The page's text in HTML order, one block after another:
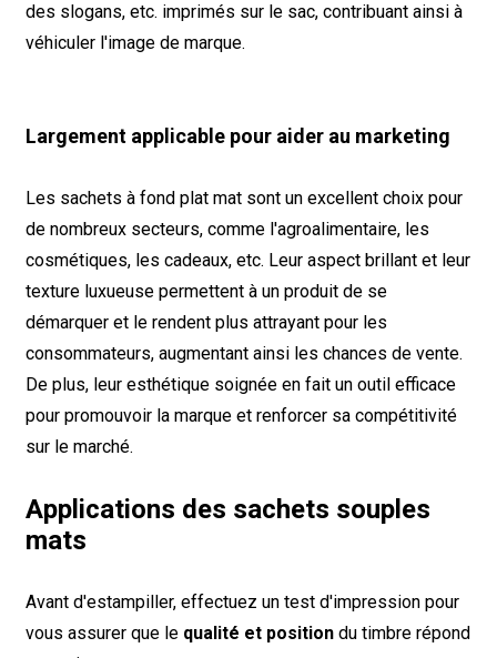
des slogans, etc. imprimés sur le sac, contribuant ainsi à
véhiculer l'image de marque.
Largement applicable pour aider au marketing
Les sachets à fond plat mat sont un excellent choix pour
de nombreux secteurs, comme l'agroalimentaire, les
cosmétiques, les cadeaux, etc. Leur aspect brillant et leur
texture luxueuse permettent à un produit de se
démarquer et le rendent plus attrayant pour les
consommateurs, augmentant ainsi les chances de vente.
De plus, leur esthétique soignée en fait un outil efficace
pour promouvoir la marque et renforcer sa compétitivité
sur le marché.
Applications des sachets souples
mats
Avant d'estampiller, effectuez un test d'impression pour
vous assurer que le qualité et positiondu timbre répond